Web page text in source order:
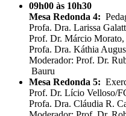
09h00 às 10h30
Mesa Redonda 4:
Profa. Dra. Larissa
Prof. Dr. Márcio Morato,
Profa. Dra. Káthia
Moderador: Prof. Dr.
Bauru
Mesa Redonda 5:
Prof. Dr. Lício Velloso/
Profa. Dra. Cláudia R.